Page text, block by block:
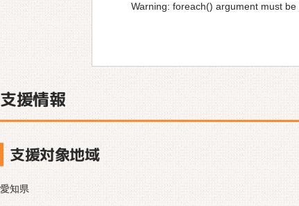
Warning: foreach() argument must
支援情報
支援対象地域
愛知県